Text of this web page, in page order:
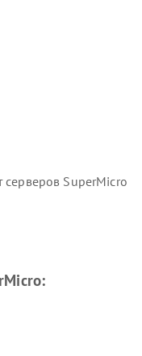
серверов SuperMicro